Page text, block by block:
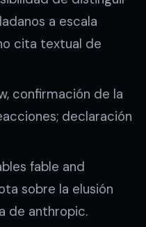
a escala
cita textual de
confirmación de la
declaración
fable and
sobre la elusión
de anthropic.